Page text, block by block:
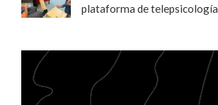
plataforma de telepsicología